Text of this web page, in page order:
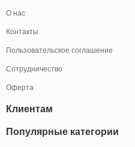
О нас
Контакты
Пользовательское соглашение
Сотрудничество
Оферта
Клиентам
Блог
Популярные категории